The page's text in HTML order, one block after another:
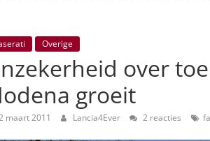
Overige
over
groeit
maart 2011 Lancia4Ever 2 reacties